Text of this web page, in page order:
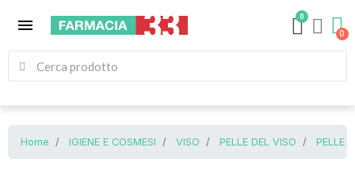
menu 0
Home IGIENE E COSMESI VISO PELLE DEL VISO PELLE